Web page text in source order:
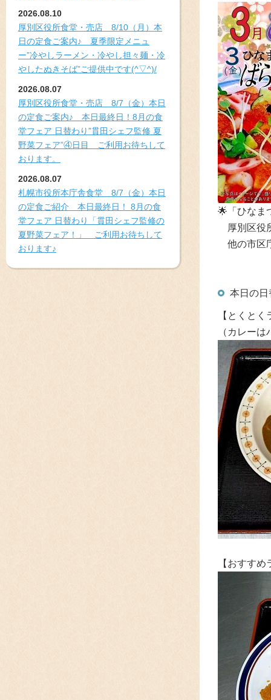
2026.08.10
厚別区役所食堂・売店 8/10（月）本
日の定食ご案内♪ 夏季限定メニュ
ー”冷やしラーメン・冷やし担々麺・冷
やしたぬきそば”ご提供中です(^▽^)/
2026.08.07
厚別区役所食堂・売店 8/7（金）本日
の定食ご案内♪ 本日最終日！8月の食
堂フェア 日替わり”貫田シェフ監修 夏
野菜フェア”④日目 ご利用お待ちして
おります。
2026.08.07
札幌市役所本庁舎食堂 8/7（金）本日
の定食ご紹介 本日最終日！ 8月の食
堂フェア 日替わり「貫田シェフ監修の
夏野菜フェア！」 ご利用お待ちして
おります♪
🌟「ひなま
厚別区役
他の市区
本日の日
【とくと
（カレー
【おすす